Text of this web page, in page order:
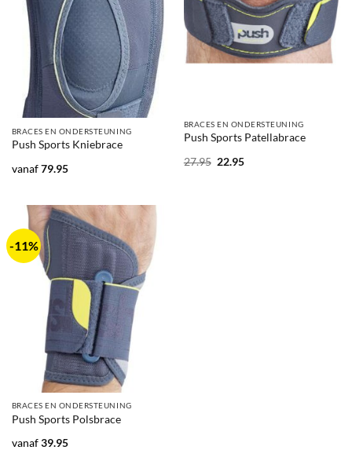
BRACES EN ONDERSTEUNING
Push Sports Kniebrace
vanaf79.95
BRACES EN ONDERSTEUNING
Push Sports Patellabrace
27.95 Oorspronkelijke
22.95Huidige
-11%
BRACES EN ONDERSTEUNING
Push Sports Polsbrace
vanaf39.95